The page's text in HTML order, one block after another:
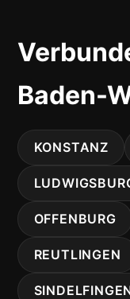
Baden-
KONSTANZ
OFFENBURG
REUTLINGEN